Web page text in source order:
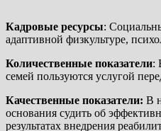
Кадровые ресурсы:
адаптивной физкультуре,
Количественные показатели:
семей пользуются услугой
Качественные показатели: В
основания судить об
результатах внедрения